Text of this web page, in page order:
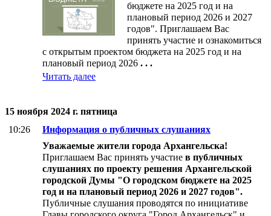
бюджете на 2025 год и на
плановый период 2026 и 2027
годов". Приглашаем Вас
принять участие и ознакомиться
с открытым проектом бюджета на 2025 год и на
плановый период 2026 . . .
Читать далее
15 ноября 2024 г. пятница
10:26
Информация о публичных слушаниях
Уважаемые жители города Архангельска!
Приглашаем Вас принять участие в публичных
слушаниях по проекту решения Архангельской
городской Думы "О городском бюджете на 2025
год и на плановый период 2026 и 2027 годов".
Публичные слушания проводятся по инициативе